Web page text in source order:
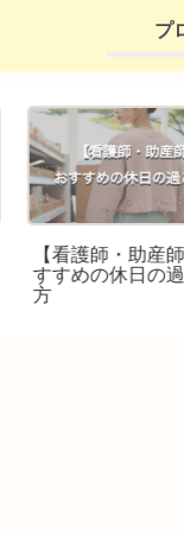
プ
】お
ごし
美容で
看護・